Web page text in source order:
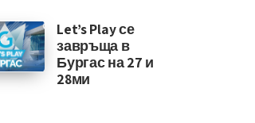
Let’s Play се
завръща в
Бургас на 27 и
28ми